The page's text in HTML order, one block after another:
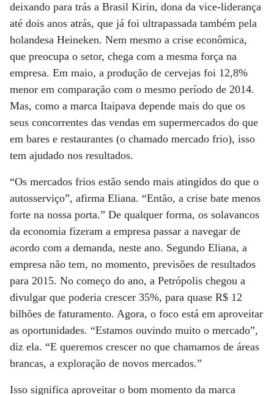
deixando para trás a Brasil Kirin, dona da vice-liderança
até dois anos atrás, que já foi ultrapassada também pela
holandesa Heineken. Nem mesmo a crise econômica,
que preocupa o setor, chega com a mesma força na
empresa. Em maio, a produção de cervejas foi 12,8%
menor em comparação com o mesmo período de 2014.
Mas, como a marca Itaipava depende mais do que os
seus concorrentes das vendas em supermercados do que
em bares e restaurantes (o chamado mercado frio), isso
tem ajudado nos resultados.
“Os mercados frios estão sendo mais atingidos do que o
autosserviço”, afirma Eliana. “Então, a crise bate menos
forte na nossa porta.” De qualquer forma, os solavancos
da economia fizeram a empresa passar a navegar de
acordo com a demanda, neste ano. Segundo Eliana, a
empresa não tem, no momento, previsões de resultados
para 2015. No começo do ano, a Petrópolis chegou a
divulgar que poderia crescer 35%, para quase R$ 12
bilhões de faturamento. Agora, o foco está em aproveitar
as oportunidades. “Estamos ouvindo muito o mercado”,
diz ela. “E queremos crescer no que chamamos de áreas
brancas, a exploração de novos mercados.”
Isso significa aproveitar o bom momento da marca